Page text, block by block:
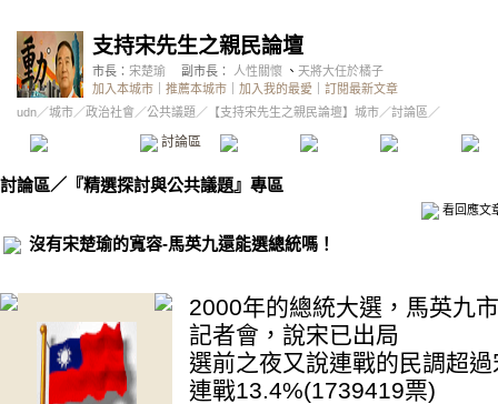
支持宋先生之親民論壇
市長： 宋楚瑜 副市長： 人性關懷 、 天將大任於橘子
加入本城市
推薦本城市 加入我的最愛
訂閱最新文章
udn／城市／政治社會 ／公共議題 ／ 【支持宋先生之親民論壇】城市／討論區／
討論區 精華區 投票區 影像館
討論區／ 『精選探討與公共議題』專區
看回應文
沒有宋楚瑜的寬容-馬英九還能選總統嗎！
2000年的總統大選，馬英九
記者會，說宋已出局
選前之夜又說連戰的民調超
連戰13.4%(1739419票)